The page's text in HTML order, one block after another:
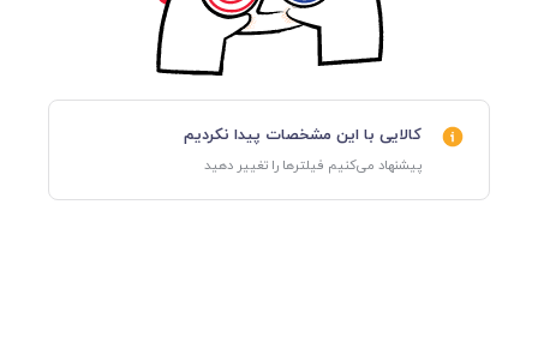
کالایی با این مشخصات پیدا نکردیم
پیشنهاد می‌کنیم فیلترها را تغییر دهید